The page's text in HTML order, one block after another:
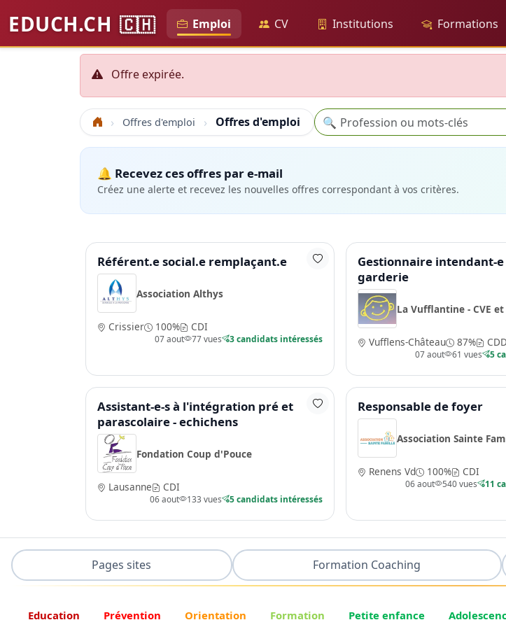
EDUCH.CH 🇨🇭 Emploi CV Institutions Formations
Offre expirée.
Accueil Offres d'emploi Offres d'emploi Recherche
🔍
🔔 Recevez ces offres par e-mail
Créez une alerte et recevez les nouvelles offres correspondant à vos critères.
Référent.e social.e remplaçant.e
Association Althys
Crissier 100% CDI
07 aout 77 vues 3 candidats intéressés
Gestionnaire intendant-
garderie
La Vufflantine - CVE et
Vufflens-Château 87% CDD
07 aout 61 vues 5
Assistant-e-s à l'intégration pré et
parascolaire - echichens
Fondation Coup d'Pouce
Lausanne CDI
06 aout 133 vues 5 candidats intéressés
Responsable de foyer
Association Sainte
Renens Vd 100% CDI
06 aout 540 vues 11
Pages sites Formation Coaching
Education Prévention Orientation Formation Petite enfance